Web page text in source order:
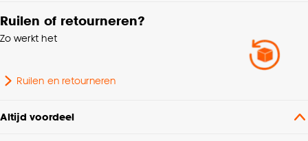
Ruilen of retourneren?
Zo werkt het
Ruilen en retourneren
Altijd voordeel